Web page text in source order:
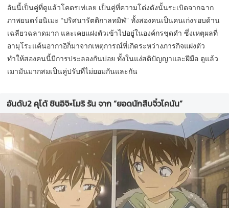
อันนี้เป็นคู่ที่ดูแล้วโคตรเท่เลย เป็นคู่ที่ความโด่งดังนั้นระเบิดจากฉาก
ภาพยนตร์อนิเมะ “ปริศนารัตติกาลทมิฬ” ทั้งสองคนเป็นคนเก่งรอบด้าน
เฉลียวฉลาดมาก และเคยแฝงตัวเข้าไปอยู่ในองค์กรชุดดำ ซึ่งเหตุผลที่
อามุโระแค้นอากาอิก็มาจากเหตุการณ์ที่เกิดระหว่างภารกิจแฝงตัว
ทำให้สองคนนี้มีการประลองกันบ่อย ทั้งในแง่สติปัญญาและฝีมือ ดูแล้ว
เมามันมากสมเป็นคู่ปรับที่ไม่ยอมกันและกัน
อันดับ2 คุโด้ ชินอิจิ×โมริ รัน จาก “ยอดนักสืบจิ๋วโคนัน”